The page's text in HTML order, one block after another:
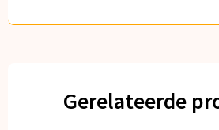
Gerelateerde